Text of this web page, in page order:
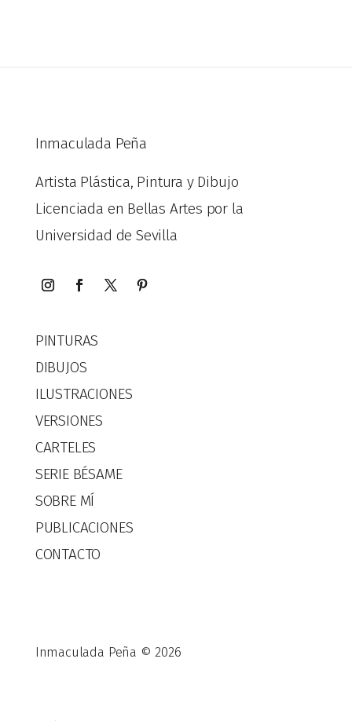
Inmaculada Peña
Artista Plástica, Pintura y Dibujo
Licenciada en Bellas Artes por la
Universidad de Sevilla
PINTURAS
DIBUJOS
ILUSTRACIONES
VERSIONES
CARTELES
SERIE BÉSAME
SOBRE MÍ
PUBLICACIONES
CONTACTO
Inmaculada Peña © 2026